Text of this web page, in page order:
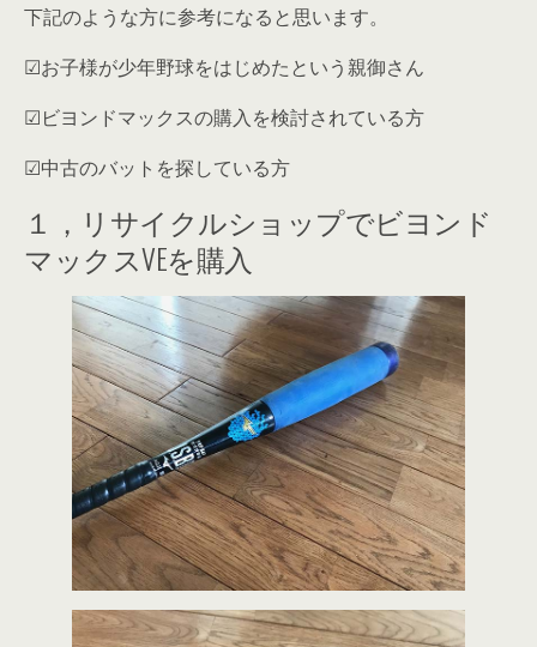
下記のような方に参考になると思います。
☑︎お子様が少年野球をはじめたという親御さん
☑︎ビヨンドマックスの購入を検討されている方
☑︎中古のバットを探している方
１，リサイクルショップでビヨンド
マックスVEを購入